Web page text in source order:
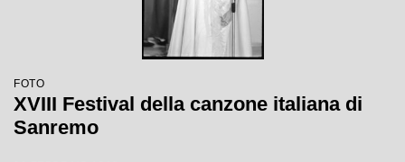
FOTO
XVIII Festival della canzone italiana di
Sanremo